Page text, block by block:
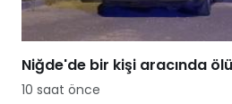
Niğde'de bir kişi aracında
10 saat önce